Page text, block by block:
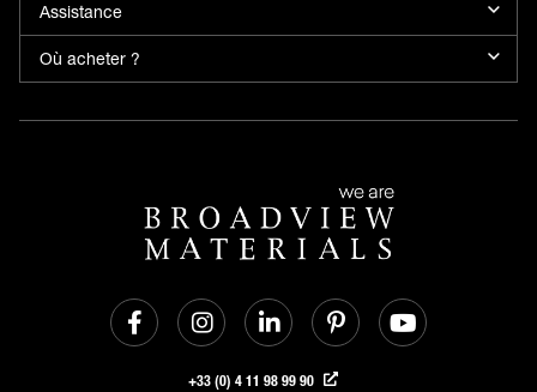
Assistance
Où acheter ?
+33 (0) 4 11 98 99 90